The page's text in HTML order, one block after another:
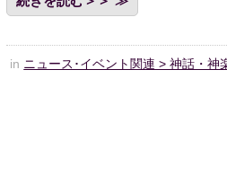
in ニュース･イベント関連 > 神話・神